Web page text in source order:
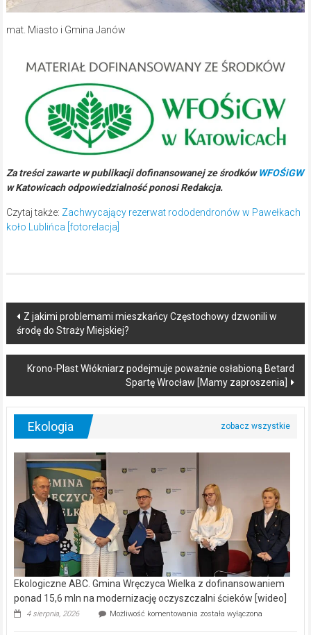
mat. Miasto i Gmina Janów
Za treści zawarte w publikacji dofinansowanej ze środkówWFOŚiGW
w Katowicach odpowiedzialność ponosi Redakcja.
Czytaj także: Zachwycający rezerwat rododendronów w Pawełkach
koło Lublińca [fotorelacja]
Post
navigation
Z jakimi problemami mieszkańcy Częstochowy dzwonili w
środę do Straży Miejskiej?
Krono-Plast Włókniarz podejmuje poważnie osłabioną Betard
Spartę Wrocław [Mamy zaproszenia]
Ekologia
Ekologiczne ABC. Gmina Wręczyca Wielka z dofinansowaniem
ponad 15,6 mln na modernizację oczyszczalni ścieków [wideo]
4 sierpnia, 2026 Możliwość komentowania Ekologiczne
została wyłączona